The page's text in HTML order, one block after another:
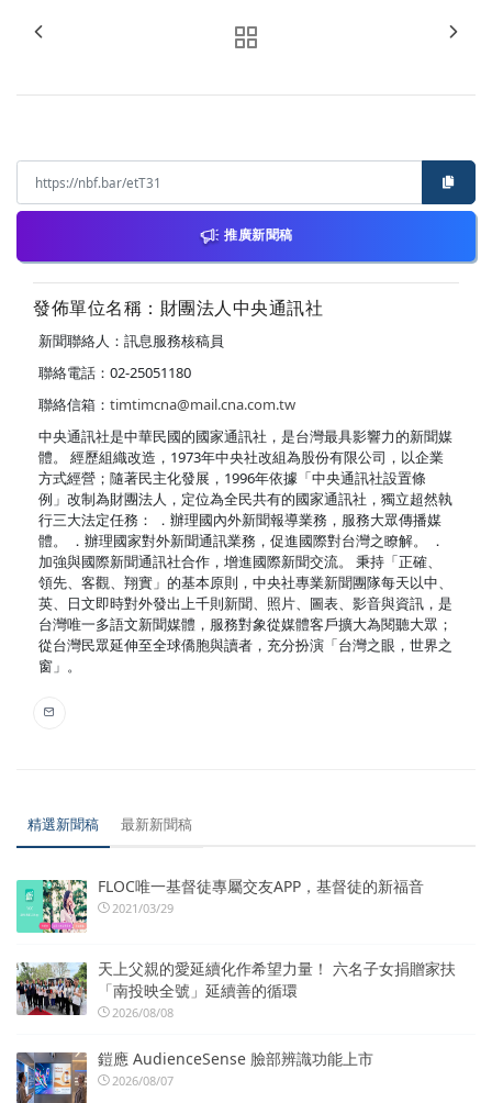
推廣新聞稿
發佈單位名稱：財團法人中央通訊社
新聞聯絡人：訊息服務核稿員
聯絡電話：02-25051180
聯絡信箱： timtimcna@mail.cna.com.tw
中央通訊社是中華民國的國家通訊社，是台灣最具影響力的新聞媒
體。 經歷組織改造，1973年中央社改組為股份有限公司，以企業
方式經營；隨著民主化發展，1996年依據「中央通訊社設置條
例」改制為財團法人，定位為全民共有的國家通訊社，獨立超然執
行三大法定任務： ．辦理國內外新聞報導業務，服務大眾傳播媒
體。 ．辦理國家對外新聞通訊業務，促進國際對台灣之瞭解。 ．
加強與國際新聞通訊社合作，增進國際新聞交流。 秉持「正確、
領先、客觀、翔實」的基本原則，中央社專業新聞團隊每天以中、
英、日文即時對外發出上千則新聞、照片、圖表、影音與資訊，是
台灣唯一多語文新聞媒體，服務對象從媒體客戶擴大為閱聽大眾；
從台灣民眾延伸至全球僑胞與讀者，充分扮演「台灣之眼，世界之
窗」。
精選新聞稿 最新新聞稿
FLOC唯一基督徒專屬交友APP，基督徒的新福音
2021/03/29
天上父親的愛延續化作希望力量！ 六名子女捐贈家扶
「南投映全號」延續善的循環
2026/08/08
鎧應 AudienceSense 臉部辨識功能上市
2026/08/07